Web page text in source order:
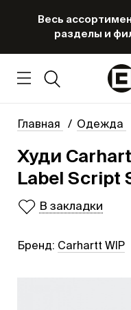
Весь
разделы и
Главная Одежда
Худи
Label Script
В закладки
Бренд: Carhartt WIP